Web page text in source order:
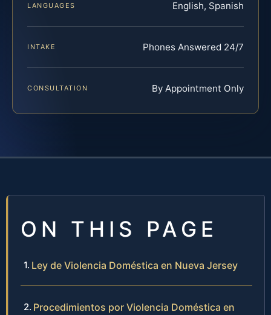
LANGUAGES English, Spanish
INTAKE Phones Answered 24/7
CONSULTATION By Appointment Only
ON THIS PAGE
Ley de Violencia Doméstica en Nueva Jersey
Procedimientos por Violencia Doméstica en